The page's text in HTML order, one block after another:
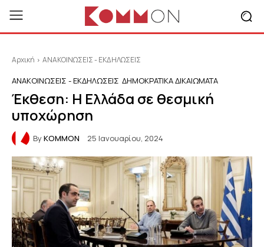
Αρχική ΑΝΑΚΟΙΝΩΣΕΙΣ - ΕΚΔΗΛΩΣΕΙΣ
ΑΝΑΚΟΙΝΩΣΕΙΣ - ΕΚΔΗΛΩΣΕΙΣ ΔΗΜΟΚΡΑΤΙΚΆ ΔΙΚΑΙΏΜΑΤΑ
Έκθεση: Η Ελλάδα σε θεσμική
υποχώρηση
ByKOMMON 25 Ιανουαρίου, 2024